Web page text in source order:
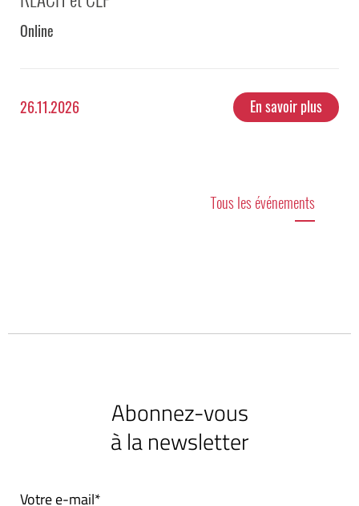
Online
26.11.2026 En savoir plus
Tous les événements
Abonnez-vous
à la newsletter
Votre e-mail*